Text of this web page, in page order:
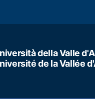
della Valle
de la Vallée